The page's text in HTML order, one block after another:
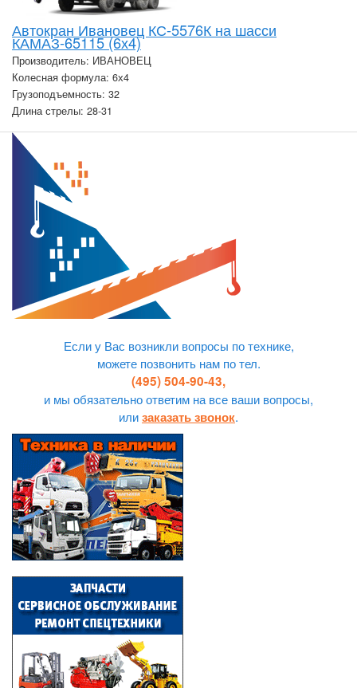
Автокран Ивановец КС-5576К на шасси
КАМАЗ-65115 (6х4)
Производитель: ИВАНОВЕЦ
Колесная формула: 6х4
Грузоподъемность: 32
Длина стрелы: 28-31
Если у Вас возникли вопросы по технике,
можете позвонить нам по тел.
(495) 504-90-43,
и мы обязательно ответим на все ваши вопросы,
илизаказать звонок.